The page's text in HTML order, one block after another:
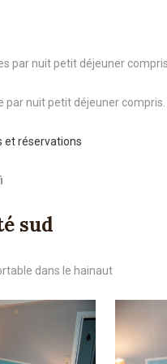
par nuit petit déjeuner
par nuit petit déjeuner compris.
et réservations
sud
dans le hainaut